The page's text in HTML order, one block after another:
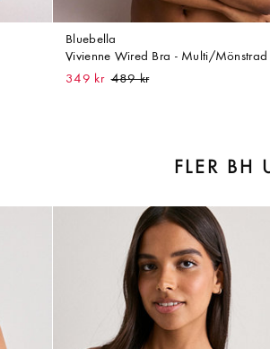
Bluebella
Vivienne Wired Bra - Multi/Mönstrad
349 kr
FLER BH